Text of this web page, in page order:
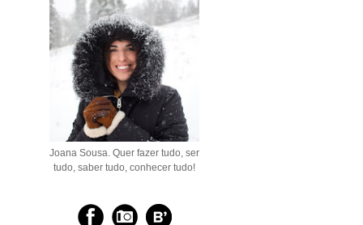
Joana Sousa. Quer fazer tudo, ser
tudo, saber tudo, conhecer tudo!